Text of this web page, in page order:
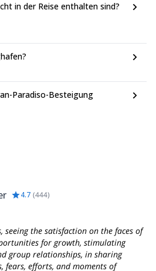
in der Reise enthalten sind?
Paradiso-Besteigung
4.7 (444)
seeing the satisfaction on the faces of
for growth, stimulating
group relationships, in sharing
fears, efforts, and moments of